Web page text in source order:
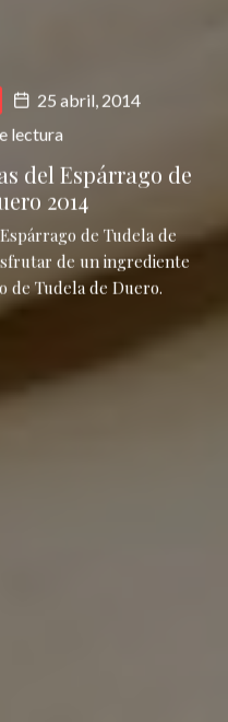
25 abril, 2014
lectura
del Espárrago de
2014
de Tudela de
de un ingrediente
de Tudela de Duero.